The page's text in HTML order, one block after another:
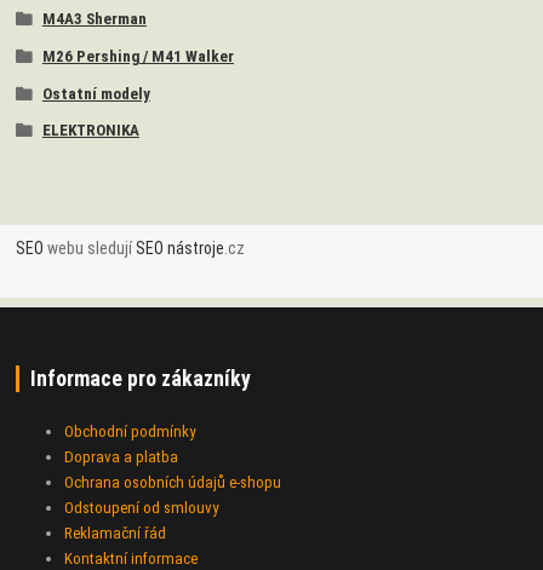
M4A3 Sherman
M26 Pershing / M41 Walker
Ostatní modely
ELEKTRONIKA
SEO webu sledujíSEO nástroje .cz
Informace pro zákazníky
Obchodní podmínky
Doprava a platba
Ochrana osobních údajů e-shopu
Odstoupení od smlouvy
Reklamační řád
Kontaktní informace